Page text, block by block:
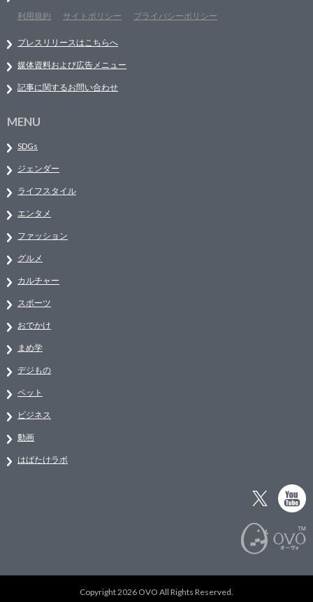
利用規約
サイトポリシー プライバシーポリシー
プレスリリースはこちらへ
媒体資料および広告メニュー
記事に関するお問い合わせ
MENU
SDGs
ジェンダー
ライフスタイル
エンタメ
ファッション
グルメ
カルチャー
スポーツ
おでかけ
まめ学
デジもの
ペット
ビジネス
動画
はばたけラボ
Copyright 2026 OVO All Rights Reserved.